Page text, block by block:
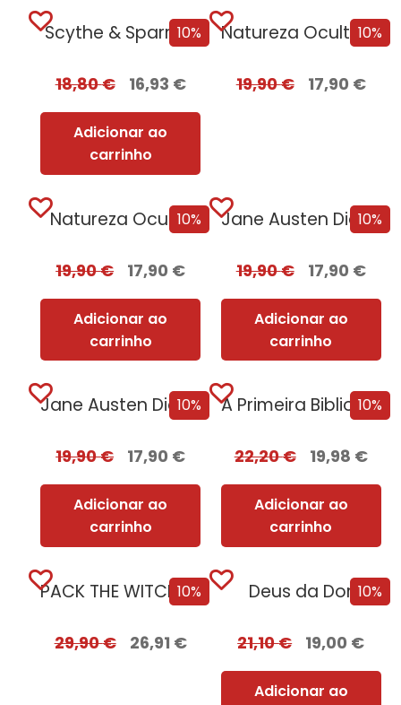
10%
Scythe & Sparrow
18,80€ 16,93 €
Adicionar ao
carrinho
10%
Natureza Oculta + Oferta A Primeira Vez...
19,90€ 17,90 €
10%
Natureza Oculta
19,90€ 17,90 €
Adicionar ao
carrinho
10%
Jane Austen Diante do Mar
19,90€ 17,90 €
Adicionar ao
carrinho
10%
Jane Austen Diante do Mar + Oferta...
19,90€ 17,90 €
Adicionar ao
carrinho
10%
A Primeira Biblioteca da Humanidade
22,20€ 19,98 €
Adicionar ao
carrinho
10%
PACK THE WITCHER – Oferta de A...
29,90€ 26,91 €
10%
Deus da Dor
21,10€ 19,00 €
Adicionar ao